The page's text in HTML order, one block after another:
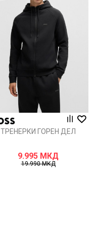
ТРЕНЕРКИ ГОРЕН ДЕЛ
9.995 МКД
19.990МКД